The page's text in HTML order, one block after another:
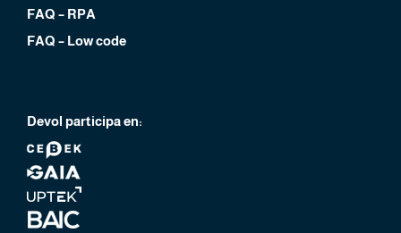
FAQ – RPA
FAQ – Low code
Devol participa en: